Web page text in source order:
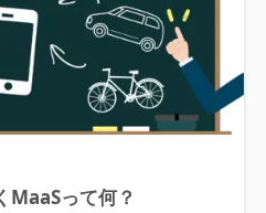
MaaSって何？